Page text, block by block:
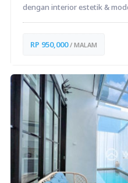
dengan interior estetik &
RP 950,000/ MALAM